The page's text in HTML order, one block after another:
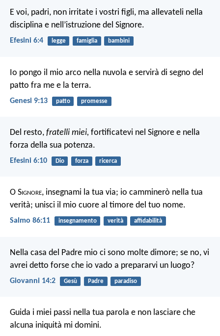
E voi, padri, non irritate i vostri figli, ma allevateli nella
disciplina e nell’istruzione del Signore.
Efesini 6:4 legge famiglia bambini
Io pongo il mio arco nella nuvola e servirà di segno del
patto fra me e la terra.
Genesi 9:13 patto promesse
Del resto, fratelli miei, fortificatevi nel Signore e nella
forza della sua potenza.
Efesini 6:10 Dio forza ricerca
O Signore, insegnami la tua via; io camminerò nella tua
verità; unisci il mio cuore al timore del tuo nome.
Salmo 86:11 insegnamento verità affidabilità
Nella casa del Padre mio ci sono molte dimore; se no, vi
avrei detto forse che io vado a prepararvi un luogo?
Giovanni 14:2 Gesù Padre paradiso
Guida i miei passi nella tua parola e non lasciare che
alcuna iniquità mi domini.